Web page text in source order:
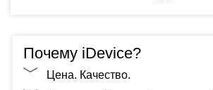
Почему iDevice?
Цена. Качество.